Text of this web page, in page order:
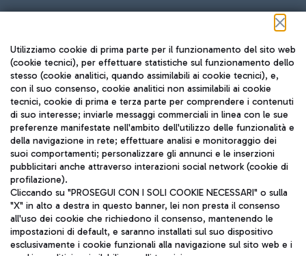
Seguici sui social
TRAVEL JOURNAL
ITA
Utilizziamo cookie di prima parte per il funzionamento del sito web
(cookie tecnici), per effettuare statistiche sul funzionamento dello
stesso (cookie analitici, quando assimilabili ai cookie tecnici), e,
con il suo consenso, cookie analitici non assimilabili ai cookie
tecnici, cookie di prima e terza parte per comprendere i contenuti
di suo interesse; inviarle messaggi commerciali in linea con le sue
preferenze manifestate nell'ambito dell'utilizzo delle funzionalità e
della navigazione in rete; effettuare analisi e monitoraggio dei
suoi comportamenti; personalizzare gli annunci e le inserzioni
pubblicitari anche attraverso interazioni social network (cookie di
profilazione).
Cliccando su "PROSEGUI CON I SOLI COOKIE NECESSARI" o sulla
"X" in alto a destra in questo banner, lei non presta il consenso
all'uso dei cookie che richiedono il consenso, mantenendo le
impostazioni di default, e saranno installati sul suo dispositivo
esclusivamente i cookie funzionali alla navigazione sul sito web e i